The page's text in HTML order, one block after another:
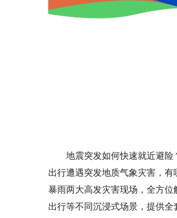
地震突发如何快速就近避险？
出行遭遇突发地质气象灾害，
暴雨两大高发灾害现场，全方位
出行等不同沉浸式场景，提供